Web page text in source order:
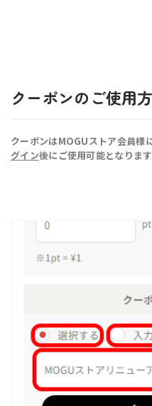
クーポンのご使用
クーポンはMOGUストア会員様
グイン後にご使用可能となります